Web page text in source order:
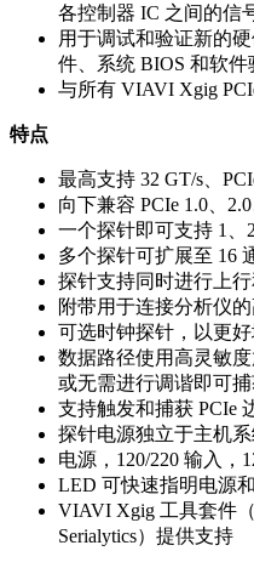
各控制器 IC 之间的信
用于调试和验证新的
件、系统 BIOS 和软件
与所有 VIAVI Xgig
特点
最高支持 32 GT/s、
向下兼容 PCIe 1.0、
一个探针即可支持 1、
多个探针可扩展至 16
探针支持同时进行上
附带用于连接分析仪
可选时钟探针，以更
数据路径使用高灵敏
或无需进行调谐即可
支持触发和捕获 PCIe
探针电源独立于主机
电源，120/220 输入，
LED 可快速指明电源
VIAVI Xgig 工具套件（
Serialytics）提供支持